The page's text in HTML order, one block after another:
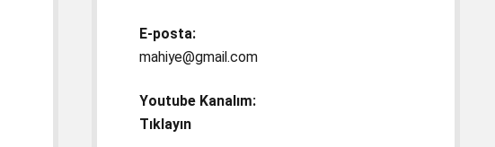
E-posta:
mahiye@gmail.com
Youtube Kanalım:
Tıklayın